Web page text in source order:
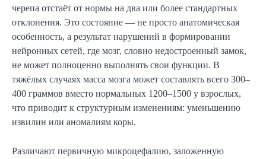
черепа отстаёт от нормы на два или более стандартных
отклонения. Это состояние — не просто анатомическая
особенность, а результат нарушений в формировании
нейронных сетей, где мозг, словно недостроенный замок,
не может полноценно выполнять свои функции. В
тяжёлых случаях масса мозга может составлять всего 300–
400 граммов вместо нормальных 1200–1500 у взрослых,
что приводит к структурным изменениям: уменьшению
извилин или аномалиям коры.
Различают первичную микроцефалию, заложенную